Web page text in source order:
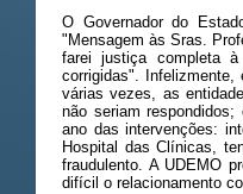
O Governador do
"Mensagem às Sras.
farei justiça completa
corrigidas".
várias vezes, as
não seriam
ano das intervenções:
Hospital das Clínicas,
fraudulento. A UDEMO
difícil o relacionamento